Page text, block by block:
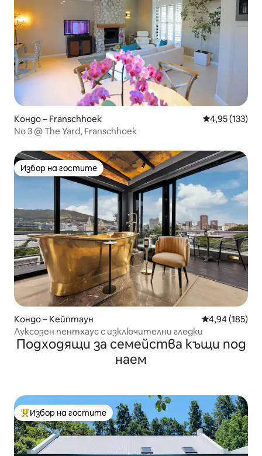
Кондо – Franschhoek Средна
4,95 (133)
No 3 @ The Yard, Franschhoek
Избор на гостите
Избор на гостите
Кондо – Кейптаун Средна
4,94 (185)
Луксозен пентхаус с изключителни гледки
Подходящи за семейства къщи под
наем
Най-популярен избор на гостите
Избор на гостите